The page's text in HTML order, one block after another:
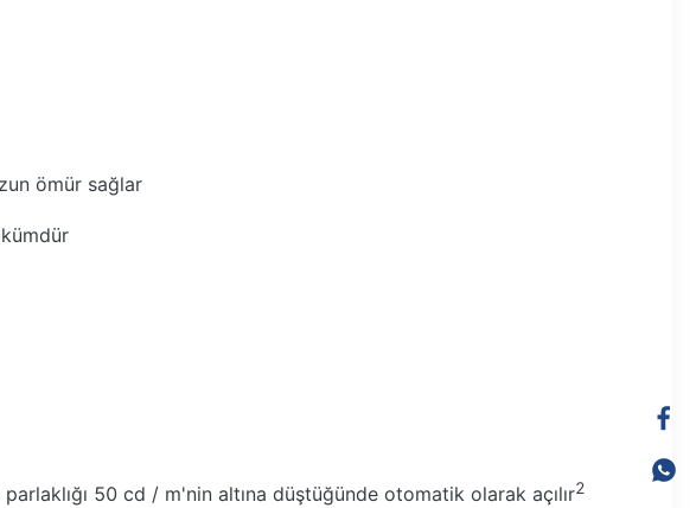
ömür sağlar
50 cd / m'nin altına düştüğünde otomatik olarak açılır2